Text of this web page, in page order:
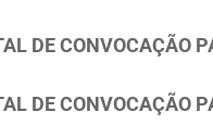
DE CONVOCAÇÃO
DE CONVOCAÇÃO